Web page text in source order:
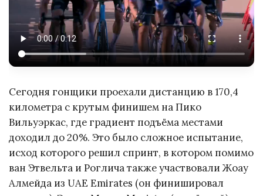
Сегодня гонщики проехали дистанцию в 170,4
километра с крутым финишем на Пико
Вильуэркас, где градиент подъёма местами
доходил до 20%. Это было сложное испытание,
исход которого решил спринт, в котором помимо
ван Этвельта и Роглича также участвовали Жоау
Алмейда из UAE Emirates (он финишировал